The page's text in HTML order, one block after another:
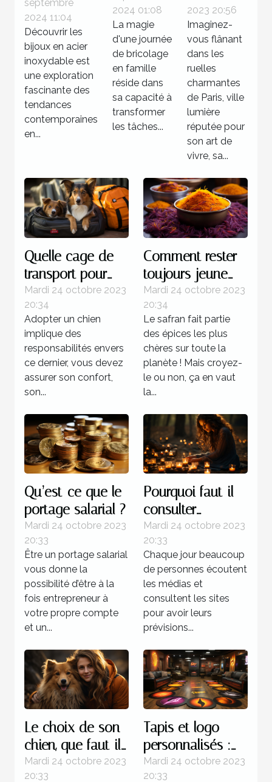
en acier
inoxydable
?
septembre
2024 11:04
Découvrir les
bijoux en acier
inoxydable est
une exploration
fascinante des
tendances
contemporaines
en...
de
bricolage
familiale
réussie
2024 01:08
La magie
d'une journée
de bricolage
en famille
réside dans
sa capacité à
transformer
les tâches...
dans un
hôtel 3
étoiles à
Paris
2023 20:56
Imaginez-
vous flânant
dans les
ruelles
charmantes
de Paris, ville
lumière
réputée pour
son art de
vivre, sa...
Quelle cage de
transport pour
chien est plus
recommandée ?
Mardi 24 octobre 2023
20:34
Adopter un chien
implique des
responsabilités envers
ce dernier, vous devez
assurer son confort,
son...
Comment rester
toujours jeune
grâce au safran ?
Mardi 24 octobre 2023
20:34
Le safran fait partie
des épices les plus
chères sur toute la
planète ! Mais croyez-
le ou non, ça en vaut
la...
Qu’est-ce que le
portage salarial ?
Mardi 24 octobre 2023
20:33
Être un portage salarial
vous donne la
possibilité d’être à la
fois entrepreneur à
votre propre compte
et un...
Pourquoi faut-il
consulter
l’horoscope ?
Mardi 24 octobre 2023
20:33
Chaque jour beaucoup
de personnes écoutent
les médias et
consultent les sites
pour avoir leurs
prévisions...
Le choix de son
chien, que faut-il
savoir ?
Mardi 24 octobre 2023
20:33
Tapis et logo
personnalisés :
parlons-en !
Mardi 24 octobre 2023
20:33